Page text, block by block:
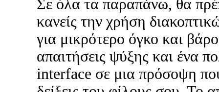
Σε όλα τα παραπάνω, θα
κανείς την χρήση
για μικρότερο όγκο και
απαιτήσεις ψύξης και ένα
interface σε μια πρόσοψη